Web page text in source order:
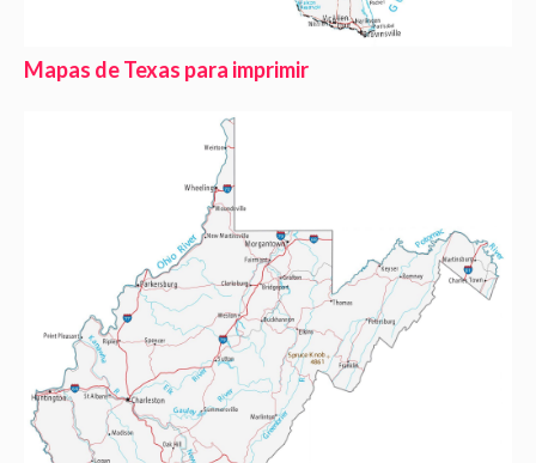
Mapas de Texas para imprimir